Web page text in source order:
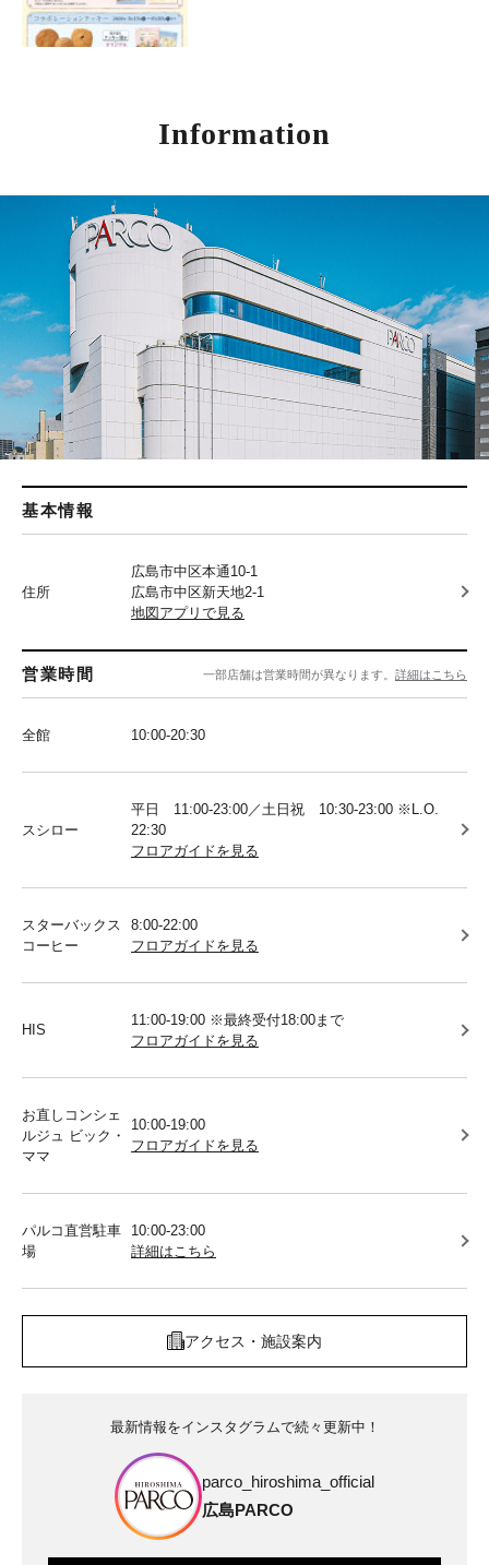
Information
基本情報
住所
広島市中区本通10-1
広島市中区新天地2-1
地図アプリで見る
営業時間 一部店舗は営業時間が異なります。 詳細はこちら
全館 10:00-20:30
スシロー
平日 11:00-23:00／土日祝 10:30-23:00 ※L.O.
22:30
フロアガイドを見る
スターバックス
コーヒー
8:00-22:00
フロアガイドを見る
HIS
11:00-19:00 ※最終受付18:00まで
フロアガイドを見る
お直しコンシェ
ルジュ ビック・
ママ
10:00-19:00
フロアガイドを見る
パルコ直営駐車
場
10:00-23:00
詳細はこちら
アクセス・施設案内
最新情報をインスタグラムで続々更新中！
parco_hiroshima_official
広島PARCO